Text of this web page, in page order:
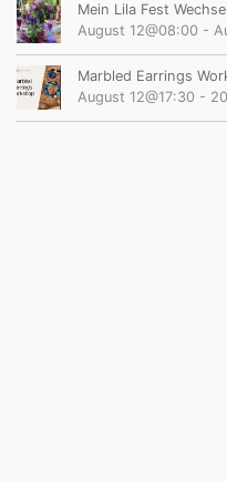
Mein Lila Fest
August 12@08:00 -
Marbled Earrings
August 12@17:30 -